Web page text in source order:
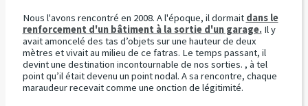
Nous l'avons rencontré en 2008. A l'époque, il dormait dans le
renforcement d'un bâtiment à la sortie d'un garage.Il y
avait amoncelé des tas d’objets sur une hauteur de deux
mètres et vivait au milieu de ce fatras. Le temps passant, il
devint une destination incontournable de nos sorties. , à tel
point qu’il était devenu un point nodal. A sa rencontre, chaque
maraudeur recevait comme une onction de légitimité.